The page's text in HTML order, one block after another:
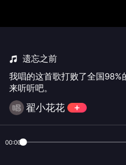
遗忘之前
我唱的这首歌打败了全国98%
来听听吧。
翟小花花
00:00